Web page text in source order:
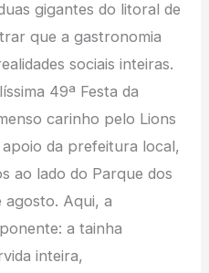
gigantes do litoral de
que a gastronomia
sociais inteiras.
49ª Festa da
carinho pelo Lions
da prefeitura local,
ao lado do Parque dos
agosto. Aqui, a
a tainha
inteira,